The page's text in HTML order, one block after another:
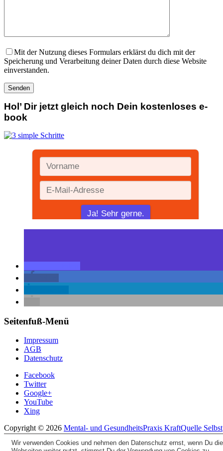
Wir verwenden Cookies und nehmen den Datenschutz ernst, wenn Du
Mit der Nutzung dieses Formulars erklärst du dich mit der
Speicherung und Verarbeitung deiner Daten durch diese Website
einverstanden.
Hol’ Dir jetzt gleich noch Dein kostenloses e-
book
Seitenfuß-Menü
Impressum
AGB
Datenschutz
Facebook
Twitter
Google+
YouTube
Xing
Copyright © 2026 Mental- und GesundheitsPraxis KraftQuelle Selbst
All Rights Reserved.
Theme: Catch Evolution by Catch Themes